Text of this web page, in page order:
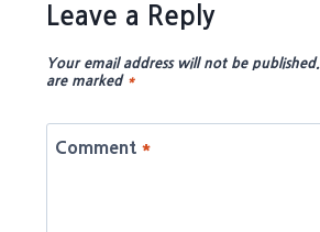
Leave a Reply
Your email address will not be published.
are marked *
Comment *